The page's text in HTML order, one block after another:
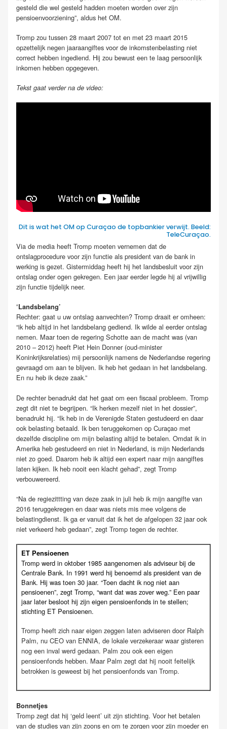
gesteld die wel gesteld hadden moeten worden over zijn
pensioenvoorziening”, aldus het OM.
Tromp zou tussen 28 maart 2007 tot en met 23 maart 2015
opzettelijk negen jaaraangiftes voor de inkomstenbelasting niet
correct hebben ingediend. Hij zou bewust een te laag persoonlijk
inkomen hebben opgegeven.
Tekst gaat verder na de video:
Dit is wat het OM op Curaçao de topbankier verwijt. Beeld:
TeleCuraçao.
Via de media heeft Tromp moeten vernemen dat de
ontslagprocedure voor zijn functie als president van de bank in
werking is gezet. Gistermiddag heeft hij het landsbesluit voor zijn
ontslag onder ogen gekregen. Een jaar eerder legde hij al vrijwillig
zijn functie tijdelijk neer.
‘Landsbelang’
Rechter: gaat u uw ontslag aanvechten? Tromp draait er omheen:
“ik heb altijd in het landsbelang gediend. Ik wilde al eerder ontslag
nemen. Maar toen de regering Schotte aan de macht was (van
2010 – 2012) heeft Piet Hein Donner (oud-minister
Koninkrijksrelaties) mij persoonlijk namens de Nederlandse regering
gevraagd om aan te blijven. Ik heb het gedaan in het landsbelang.
En nu heb ik deze zaak.”
De rechter benadrukt dat het gaat om een fiscaal probleem. Tromp
zegt dit niet te begrijpen. “Ik herken mezelf niet in het dossier”,
benadrukt hij. “Ik heb in de Verenigde Staten gestudeerd en daar
ook belasting betaald. Ik ben teruggekomen op Curaçao met
dezelfde discipline om mijn belasting altijd te betalen. Omdat ik in
Amerika heb gestudeerd en niet in Nederland, is mijn Nederlands
niet zo goed. Daarom heb ik altijd een expert naar mijn aangiftes
laten kijken. Ik heb nooit een klacht gehad”, zegt Tromp
verbouwereerd.
“Na de regiezittting van deze zaak in juli heb ik mijn aangifte van
2016 teruggekregen en daar was niets mis mee volgens de
belastingdienst. Ik ga er vanuit dat ik het de afgelopen 32 jaar ook
niet verkeerd heb gedaan”, zegt Tromp tegen de rechter.
ET Pensioenen
Tromp werd in oktober 1985 aangenomen als adviseur bij de
Centrale Bank. In 1991 werd hij benoemd als president van de
Bank. Hij was toen 30 jaar. “Toen dacht ik nog niet aan
pensioenen”, zegt Tromp, “want dat was zover weg.” Een paar
jaar later besloot hij zijn eigen pensioenfonds in te stellen;
stichting ET Pensioenen.
Tromp heeft zich naar eigen zeggen laten adviseren door Ralph
Palm, nu CEO van ENNIA, de lokale verzekeraar waar gisteren
nog een inval werd gedaan. Palm zou ook een eigen
pensioenfonds hebben. Maar Palm zegt dat hij nooit feitelijk
betrokken is geweest bij het pensioenfonds van Tromp.
Bonnetjes
Tromp zegt dat hij ‘geld leent’ uit zijn stichting. Voor het betalen
van de studies van zijn zoons en om te zorgen voor zijn moeder en